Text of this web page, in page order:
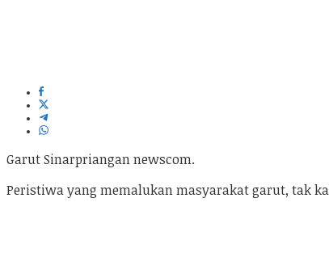
Garut Sinarpriangan newscom.
Peristiwa yang memalukan masyarakat garut, tak